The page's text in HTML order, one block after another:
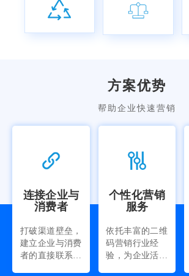
方案优势
帮助企业快速营销
连接企业与
消费者
打破渠道壁垒，
建立企业与消费
者的直接联系，
个性化营销
服务
依托丰富的二维
码营销行业经
验，为企业活动